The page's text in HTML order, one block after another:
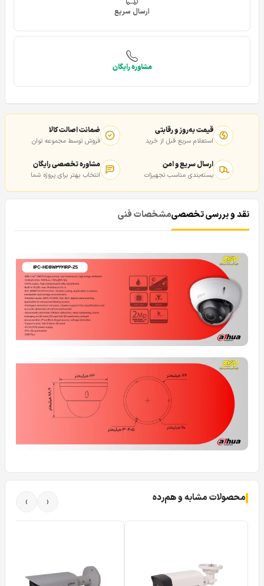
ارسال سریع
مشاوره رایگان
قیمت به‌روز و رقابتی
استعلام سریع قبل از خرید
ضمانت اصالت کالا
فروش توسط مجموعه توان
ارسال سریع و امن
بسته‌بندی مناسب تجهیزات
مشاوره تخصصی رایگان
انتخاب بهتر برای پروژه شما
نقد و بررسی تخصصیمشخصات فنی
محصولات مشابه و هم‌رده ‹
›